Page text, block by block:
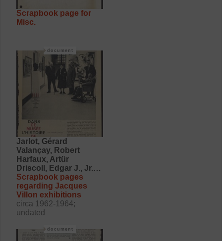
Scrapbook page for
Misc.
Jarlot, Gérard
Valançay, Robert
Harfaux, Artür
Driscoll, Edgar J., Jr.
Hecht, Yvon
ELLE (Magazine)
Boston globe
Museum of Fine Arts,
Boston
Scrapbook pages
regarding Jacques
Villon exhibitions
circa 1962-1964;
undated
document
document